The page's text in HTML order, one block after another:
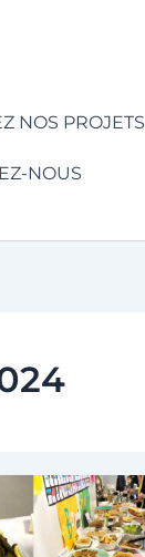
NOS PROJETS
NOUS